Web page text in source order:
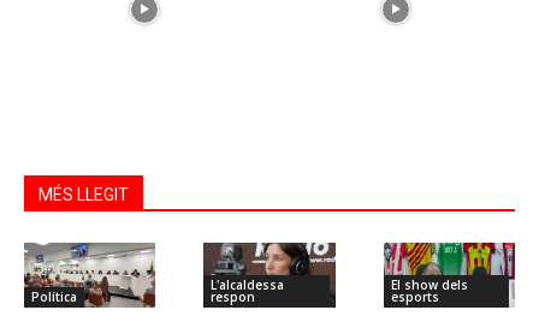
MÉS LLEGIT
Política
L'alcaldessa
respon
El show dels
esports